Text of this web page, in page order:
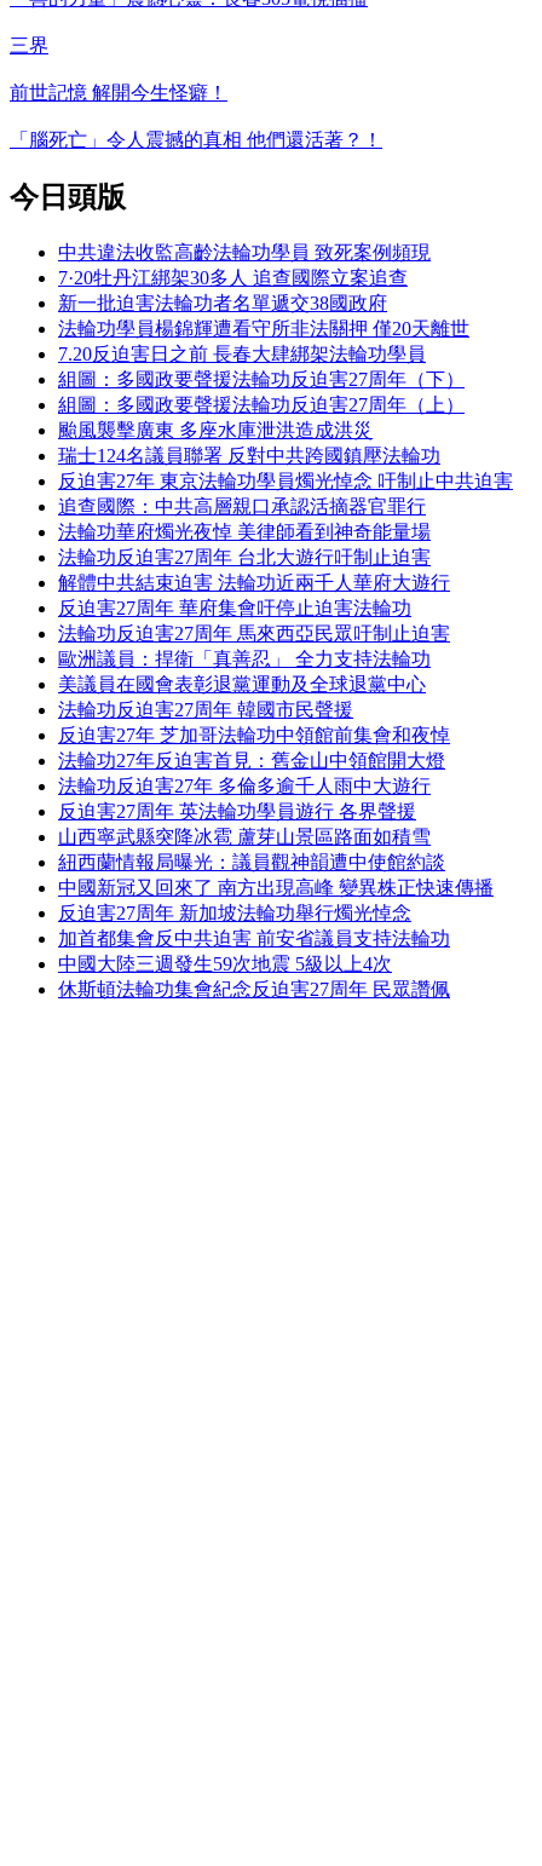
三界
前世記憶 解開今生怪癖！
「腦死亡」令人震撼的真相 他們還活著？！
今日頭版
中共違法收監高齡法輪功學員 致死案例頻現
7·20牡丹江綁架30多人 追查國際立案追查
新一批迫害法輪功者名單遞交38國政府
法輪功學員楊錦輝遭看守所非法關押 僅20天離世
7.20反迫害日之前 長春大肆綁架法輪功學員
組圖：多國政要聲援法輪功反迫害27周年（下）
組圖：多國政要聲援法輪功反迫害27周年（上）
颱風襲擊廣東 多座水庫泄洪造成洪災
瑞士124名議員聯署 反對中共跨國鎮壓法輪功
反迫害27年 東京法輪功學員燭光悼念 吁制止中共迫害
追查國際：中共高層親口承認活摘器官罪行
法輪功華府燭光夜悼 美律師看到神奇能量場
法輪功反迫害27周年 台北大遊行吁制止迫害
解體中共結束迫害 法輪功近兩千人華府大遊行
反迫害27周年 華府集會吁停止迫害法輪功
法輪功反迫害27周年 馬來西亞民眾吁制止迫害
歐洲議員：捍衛「真善忍」 全力支持法輪功
美議員在國會表彰退黨運動及全球退黨中心
法輪功反迫害27周年 韓國市民聲援
反迫害27年 芝加哥法輪功中領館前集會和夜悼
法輪功27年反迫害首見：舊金山中領館開大燈
法輪功反迫害27年 多倫多逾千人雨中大遊行
反迫害27周年 英法輪功學員遊行 各界聲援
山西寧武縣突降冰雹 蘆芽山景區路面如積雪
紐西蘭情報局曝光：議員觀神韻遭中使館約談
中國新冠又回來了 南方出現高峰 變異株正快速傳播
反迫害27周年 新加坡法輪功舉行燭光悼念
加首都集會反中共迫害 前安省議員支持法輪功
中國大陸三週發生59次地震 5級以上4次
休斯頓法輪功集會紀念反迫害27周年 民眾讚佩